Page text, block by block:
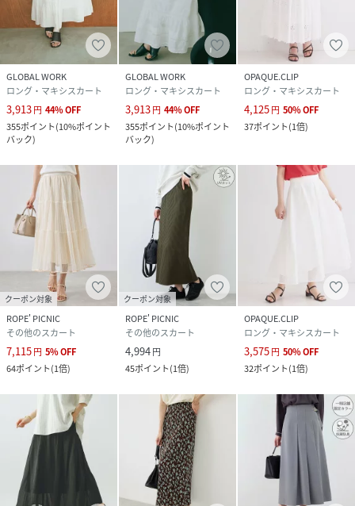
GLOBAL WORK
ロング・マキシスカート
3,913円 44%OFF
355ポイント(10%ポイント
バック)
GLOBAL WORK
ロング・マキシスカート
3,913円 44%OFF
355ポイント(10%ポイント
バック)
OPAQUE.CLIP
ロング・マキシスカート
4,125円 50%OFF
37ポイント(1倍)
クーポン対象
ROPE' PICNIC
その他のスカート
7,115円 5%OFF
64ポイント(1倍)
クーポン対象
ROPE' PICNIC
その他のスカート
4,994円
45ポイント(1倍)
OPAQUE.CLIP
ロング・マキシスカート
3,575円 50%OFF
32ポイント(1倍)